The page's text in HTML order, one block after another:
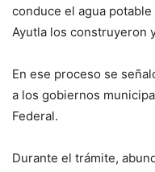
conduce el agua
Ayutla los construyeron
En ese proceso se
a los gobiernos
Federal.
Durante el trámite,